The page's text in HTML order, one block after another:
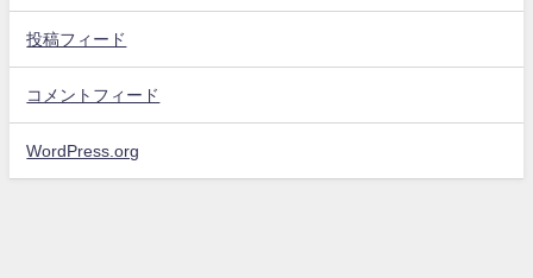
投稿フィード
コメントフィード
WordPress.org